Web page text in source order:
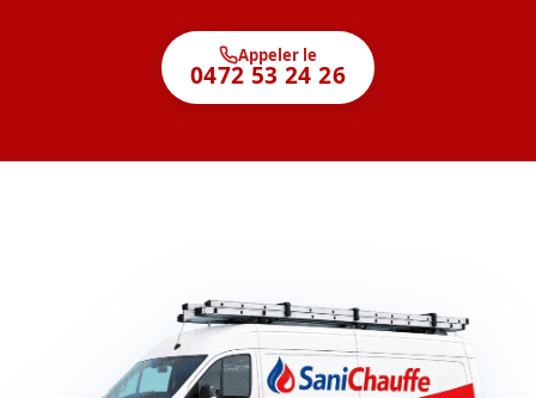
Appeler le
0472 53 24 26